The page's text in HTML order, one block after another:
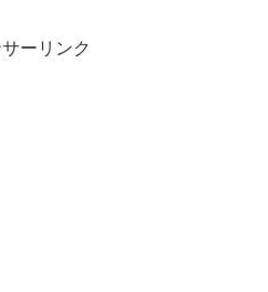
ーリンク